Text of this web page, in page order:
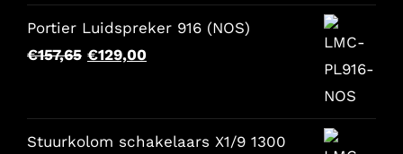
Portier Luidspreker 916 (NOS)
€157,65 Oorspronkelijke
€157,65.
€129,00Huidige
€129,00.
Stuurkolom schakelaars X1/9 1300